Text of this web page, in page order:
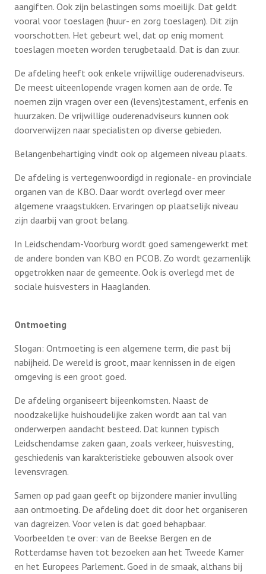
Brandweerbezoek 11 april 2024
Kerstoverweging en Lunch 14 december
Foto’s Dagtocht naar Urk 21 september
2023
De Salamander 25 mei 2023
Foto’s PCOB-KBO Dagtocht Biesbosch 9 mei
2023
Kerstmodedag bij Van ’t Klooster mode 7
december 2022
15 december 2022: Kerstoverweging en
Varen over de Vecht 12 mei 2022
Terugblik Jubileum 5 april 2022
Molenwei, Nw.Driemanspolder 31 augustus
2021
Alblasserwaard 23 september 2021
aangiften. Ook zijn belastingen soms moeilijk. Dat geldt
vooral voor toeslagen (huur- en zorg toeslagen). Dit zijn
voorschotten. Het gebeurt wel, dat op enig moment
toeslagen moeten worden terugbetaald. Dat is dan zuur.
De afdeling heeft ook enkele vrijwillige ouderenadviseurs.
De meest uiteenlopende vragen komen aan de orde. Te
noemen zijn vragen over een (levens)testament, erfenis en
huurzaken. De vrijwillige ouderenadviseurs kunnen ook
doorverwijzen naar specialisten op diverse gebieden.
Belangenbehartiging vindt ook op algemeen niveau plaats.
De afdeling is vertegenwoordigd in regionale- en provinciale
organen van de KBO. Daar wordt overlegd over meer
algemene vraagstukken. Ervaringen op plaatselijk niveau
zijn daarbij van groot belang.
In Leidschendam-Voorburg wordt goed samengewerkt met
de andere bonden van KBO en PCOB. Zo wordt gezamenlijk
opgetrokken naar de gemeente. Ook is overlegd met de
sociale huisvesters in Haaglanden.
Ontmoeting
Slogan: Ontmoeting is een algemene term, die past bij
nabijheid. De wereld is groot, maar kennissen in de eigen
omgeving is een groot goed.
De afdeling organiseert bijeenkomsten. Naast de
noodzakelijke huishoudelijke zaken wordt aan tal van
onderwerpen aandacht besteed. Dat kunnen typisch
Leidschendamse zaken gaan, zoals verkeer, huisvesting,
geschiedenis van karakteristieke gebouwen alsook over
levensvragen.
Samen op pad gaan geeft op bijzondere manier invulling
aan ontmoeting. De afdeling doet dit door het organiseren
van dagreizen. Voor velen is dat goed behapbaar.
Voorbeelden te over: van de Beekse Bergen en de
Rotterdamse haven tot bezoeken aan het Tweede Kamer
en het Europees Parlement. Goed in de smaak, althans bij